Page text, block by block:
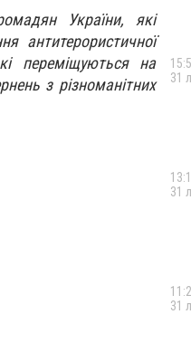
України, які
антитерористичної
переміщуються на
з різноманітних
31
31
31